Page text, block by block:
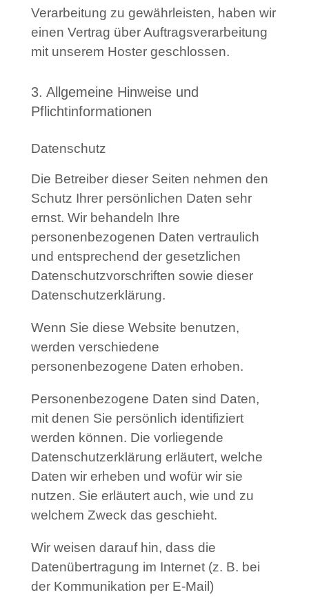
Verarbeitung zu gewährleisten, haben wir
einen Vertrag über Auftragsverarbeitung
mit unserem Hoster geschlossen.
3. Allgemeine Hinweise und
Pflichtinformationen
Datenschutz
Die Betreiber dieser Seiten nehmen den
Schutz Ihrer persönlichen Daten sehr
ernst. Wir behandeln Ihre
personenbezogenen Daten vertraulich
und entsprechend der gesetzlichen
Datenschutzvorschriften sowie dieser
Datenschutzerklärung.
Wenn Sie diese Website benutzen,
werden verschiedene
personenbezogene Daten erhoben.
Personenbezogene Daten sind Daten,
mit denen Sie persönlich identifiziert
werden können. Die vorliegende
Datenschutzerklärung erläutert, welche
Daten wir erheben und wofür wir sie
nutzen. Sie erläutert auch, wie und zu
welchem Zweck das geschieht.
Wir weisen darauf hin, dass die
Datenübertragung im Internet (z. B. bei
der Kommunikation per E-Mail)